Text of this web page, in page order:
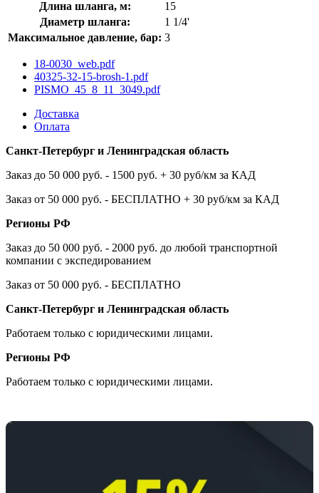
Длина шланга, м:
15
Диаметр шланга:
1 1/4'
Максимальное давление, бар: 3
18-0030_web.pdf
40325-32-15-brosh-1.pdf
PISMO_45_8_11_3049.pdf
Доставка
Оплата
Санкт-Петербург и Ленинградская область
Заказ до 50 000 руб. - 1500 руб. + 30 руб/км за КАД
Заказ от 50 000 руб. - БЕСПЛАТНО + 30 руб/км за КАД
Регионы РФ
Заказ до 50 000 руб. - 2000 руб. до любой транспортной
компании с экспедированием
Заказ от 50 000 руб. - БЕСПЛАТНО
Санкт-Петербург и Ленинградская область
Работаем только с юридическими лицами.
Регионы РФ
Работаем только с юридическими лицами.